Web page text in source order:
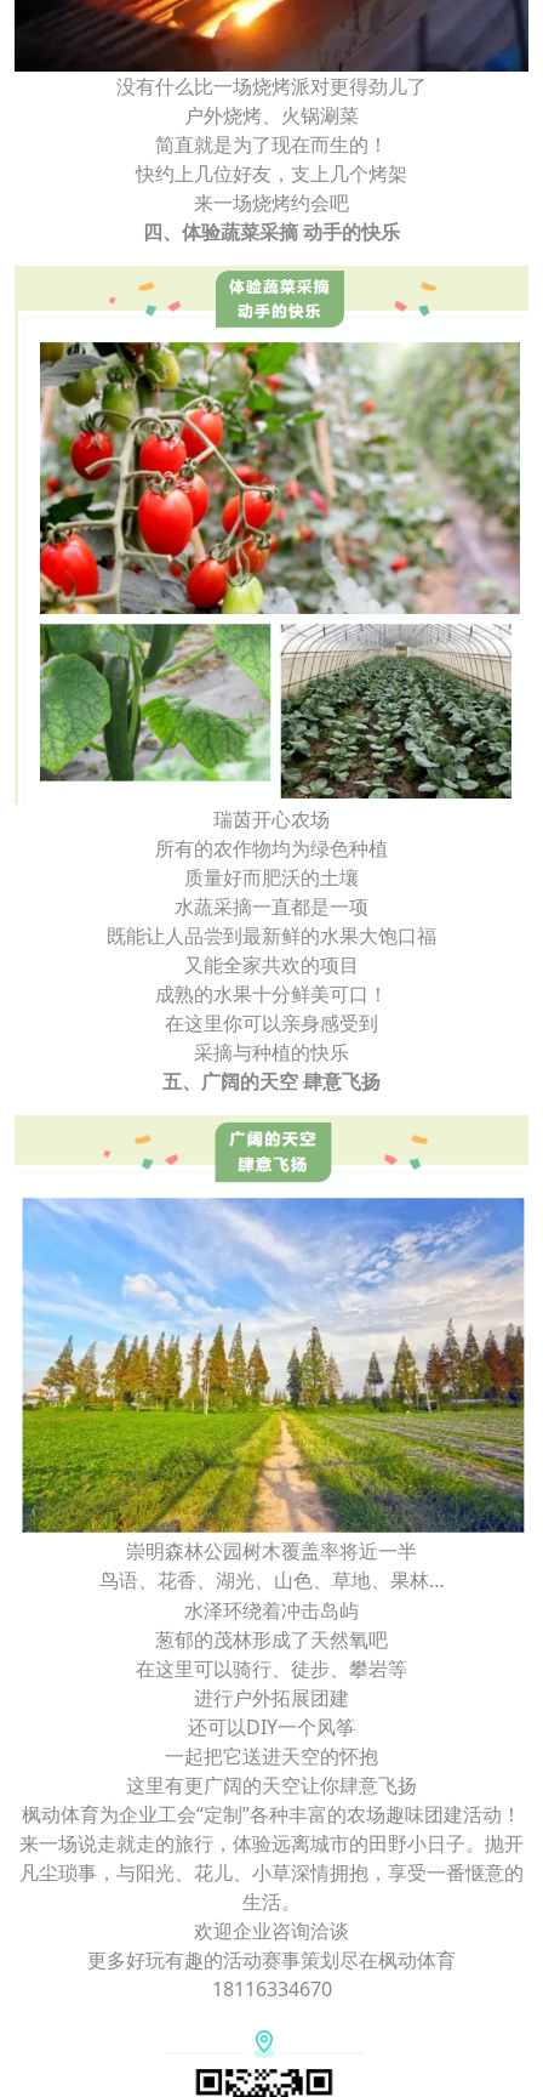
没有什么比一场烧烤派对更得劲儿了
户外烧烤、火锅涮菜
简直就是为了现在而生的！
快约上几位好友，支上几个烤架
来一场烧烤约会吧
四、体验蔬菜采摘 动手的快乐
瑞茵开心农场
所有的农作物均为绿色种植
质量好而肥沃的土壤
水蔬采摘一直都是一项
既能让人品尝到最新鲜的水果大饱口福
又能全家共欢的项目
成熟的水果十分鲜美可口！
在这里你可以亲身感受到
采摘与种植的快乐
五、广阔的天空 肆意飞扬
崇明森林公园树木覆盖率将近一半
鸟语、花香、湖光、山色、草地、果林…
水泽环绕着冲击岛屿
葱郁的茂林形成了天然氧吧
在这里可以骑行、徒步、攀岩等
进行户外拓展团建
还可以DIY一个风筝
一起把它送进天空的怀抱
这里有更广阔的天空让你肆意飞扬
枫动体育为企业工会“定制”各种丰富的农场趣味团建活动！
来一场说走就走的旅行，体验远离城市的田野小日子。抛开
凡尘琐事，与阳光、花儿、小草深情拥抱，享受一番惬意的
生活。
欢迎企业咨询洽谈
更多好玩有趣的活动赛事策划尽在枫动体育
18116334670